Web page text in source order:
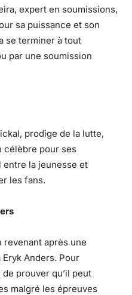
expert en soumissions,
sa puissance et son
se terminer à tout
par une soumission
prodige de la lutte,
célèbre pour ses
entre la jeunesse et
les fans.
revenant après une
Anders. Pour
prouver qu’il peut
malgré les épreuves